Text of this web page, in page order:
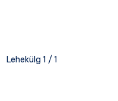
Lehekülg 1 / 1